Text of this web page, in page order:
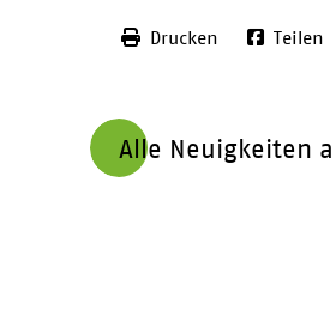
Drucken Teilen
Alle Neuigkeiten